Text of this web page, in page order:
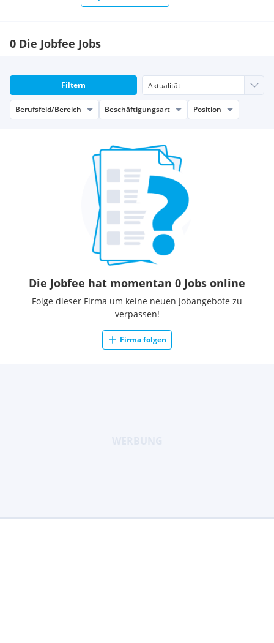
0 Die Jobfee Jobs
Filtern
Berufsfeld/Bereich Beschäftigungsart Position
Die Jobfee hat momentan 0 Jobs online
Folge dieser Firma um keine neuen Jobangebote zu
verpassen!
Firma folgen